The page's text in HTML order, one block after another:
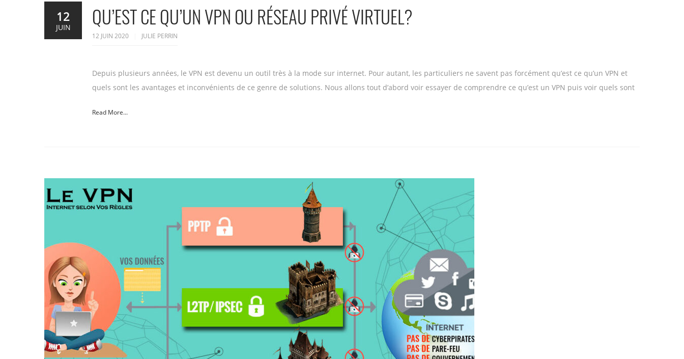
QU’EST CE QU’UN VPN OU RÉSEAU PRIVÉ VIRTUEL?
12 JUIN 2020 JULIE PERRIN
Depuis plusieurs années, le VPN est devenu un outil très à la mode sur internet. Pour autant, les particuliers ne savent pas forcément qu’est ce qu’un VPN et
quels sont les avantages et inconvénients de ce genre de solutions. Nous allons tout d’abord voir essayer de comprendre ce qu’est un VPN puis voir quels sont
Read More...
12
JUIN